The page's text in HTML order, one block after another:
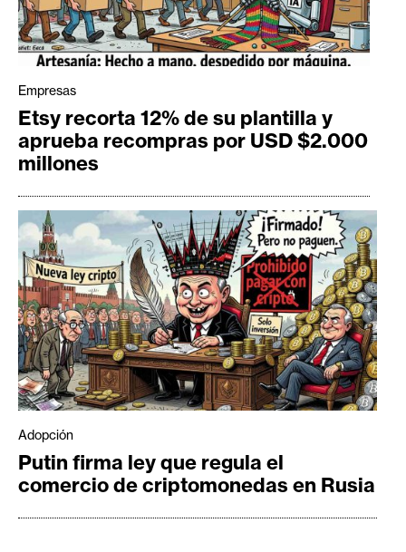
Empresas
Etsy recorta 12% de su plantilla y
aprueba recompras por USD $2.000
millones
Adopción
Putin firma ley que regula el
comercio de criptomonedas en Rusia